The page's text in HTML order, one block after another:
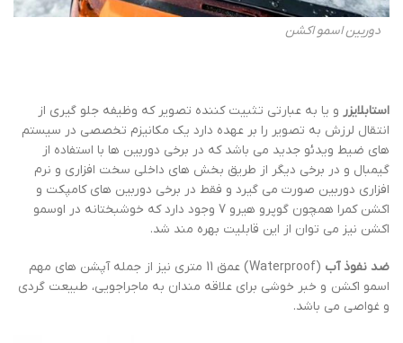
دوربین اسمو اکشن
استابلایزر و یا به عبارتی تثبیت کننده تصویر که وظیفه جلو گیری از
انتقال لرزش به تصویر را بر عهده دارد یک مکانیزم تخصصی در سیستم
های ضیط ویدئو جدید می باشد که در برخی دوربین ها با استفاده از
گیمبال و در برخی دیگر از طریق بخش های داخلی سخت افزاری و نرم
افزاری دوربین صورت می گیرد و فقط در برخی دوربین های کامپکت و
اکشن کمرا همچون گوپرو هیرو 7 وجود دارد که خوشبختانه در اوسمو
اکشن نیز می توان از این قابلیت بهره مند شد.
ضد نفوذ آب
(Waterproof) عمق 11 متری نیز از جمله آپشن های مهم
اسمو اکشن و خبر خوشی برای علاقه مندان به ماجراجویی، طبیعت گردی
و غواصی می باشد.